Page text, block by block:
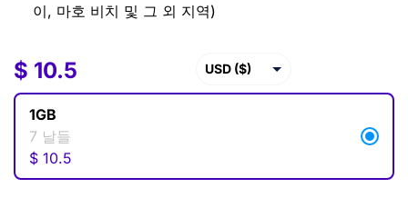
이, 마호 비치 및 그 외 지역)
$ 10.5 USD ($)
1GB
7 날들
$ 10.5
$ 10.5